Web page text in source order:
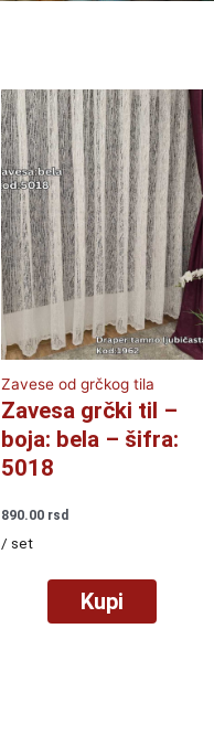
Zavese od grčkog tila
Zavesa grčki til –
boja: bela – šifra:
5018
890.00rsd
/ set
Kupi